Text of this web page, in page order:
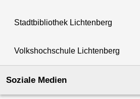
Stadtbibliothek Lichtenberg
Volkshochschule Lichtenberg
Soziale Medien